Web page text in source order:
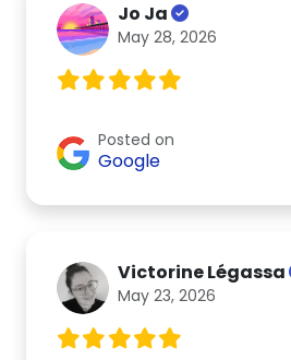
Jo Ja
May 28, 2026
Posted on
Google
Victorine Légassa
May 23, 2026